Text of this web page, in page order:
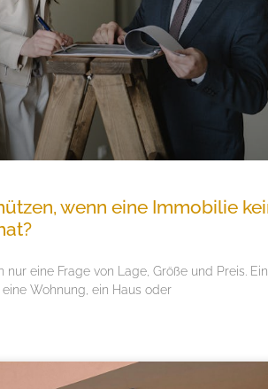
wenn eine Immobilie
eine Frage von Lage, Größe und Preis.
Wohnung, ein Haus oder